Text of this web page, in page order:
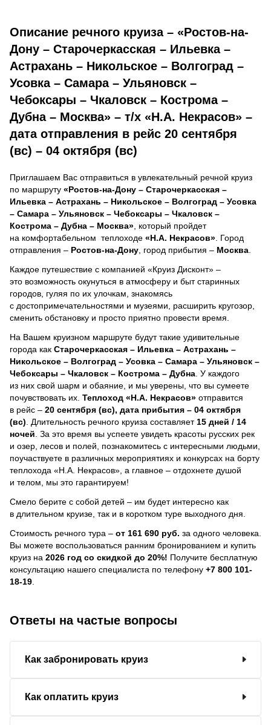
Описание речного круиза – «Ростов-на-
Дону – Старочеркасская – Ильевка –
Астрахань – Никольское – Волгоград –
Усовка – Самара – Ульяновск –
Чебоксары – Чкаловск – Кострома –
Дубна – Москва» – т/х «Н.А. Некрасов» –
дата отправления в рейс 20 сентября
(вс) – 04 октября (вс)
Приглашаем Вас отправиться в увлекательный речной круиз
по маршруту «Ростов-на-Дону – Старочеркасская –
Ильевка – Астрахань – Никольское – Волгоград – Усовка
– Самара – Ульяновск – Чебоксары – Чкаловск –
Кострома – Дубна – Москва» , который пройдет
на комфортабельном теплоходе «Н.А. Некрасов» . Город
отправления – Ростов-на-Дону , город прибытия – Москва
Каждое путешествие с компанией «Круиз Дисконт» –
это возможность окунуться в атмосферу и быт старинных
городов, гуляя по их улочкам, знакомясь
с достопримечательностями и музеями, расширить кругозор,
сменить обстановку и просто приятно провести время.
На Вашем круизном маршруте будут такие удивительные
города как Старочеркасская – Ильевка – Астрахань –
Никольское – Волгоград – Усовка – Самара – Ульяновск –
Чебоксары – Чкаловск – Кострома – Дубна . У каждого
из них свой шарм и обаяние, и мы уверены, что вы сумеете
почувствовать их. Теплоход «Н.А. Некрасов» отправится
в рейс – 20 сентября (вс), дата прибытия – 04 октября
(вс) . Длительность речного круиза составляет 15 дней / 14
ночей За это время вы успеете увидеть красоты русских рек
и озер, лесов и полей, познакомитесь с интересными людьми,
поучаствуете в различных мероприятиях и конкурсах на борту
теплохода «Н.А. Некрасов», а главное – отдохнете душой
и телом, мы это гарантируем!
Смело берите с собой детей – им будет интересно как
в длительном круизе, так и в коротком туре выходного дня.
Стоимость речного тура – от 161 690 руб. за одного человека.
Вы можете воспользоваться ранним бронированием и купить
круиз на 2026 год со скидкой до 20%! Получите бесплатную
консультацию нашего специалиста по телефону +7 800 101-
18-19
Ответы на частые вопросы
Как забронировать круиз
Как оплатить круиз